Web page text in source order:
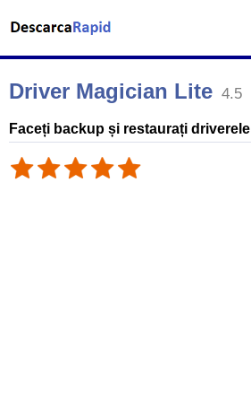
Driver Magician Lite 4.5
Faceți backup și restaurați